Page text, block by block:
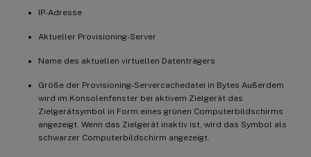
IP-Adresse
Aktueller Provisioning-Server
Name des aktuellen virtuellen Datenträgers
Größe der Provisioning-Servercachedatei in Bytes Außerdem
wird im Konsolenfenster bei aktivem Zielgerät das
Zielgerätsymbol in Form eines grünen Computerbildschirms
angezeigt. Wenn das Zielgerät inaktiv ist, wird das Symbol als
schwarzer Computerbildschirm angezeigt.